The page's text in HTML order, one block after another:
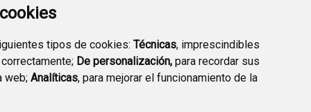
tipos de cookies: Técnicas, imprescindibles
De personalización, para recordar sus
web; Analíticas, para mejorar el funcionamiento de la
PREGUNTAS
FRECUENTES
PLAN DE ACCIÓN LOCAL
2030